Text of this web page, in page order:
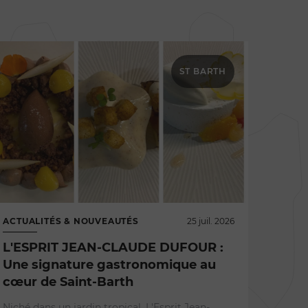
ST BARTH
ACTUALITÉS & NOUVEAUTÉS 25 juil. 2026
L'ESPRIT JEAN-CLAUDE DUFOUR :
Une signature gastronomique au
cœur de Saint-Barth